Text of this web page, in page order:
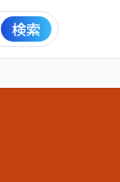
検索